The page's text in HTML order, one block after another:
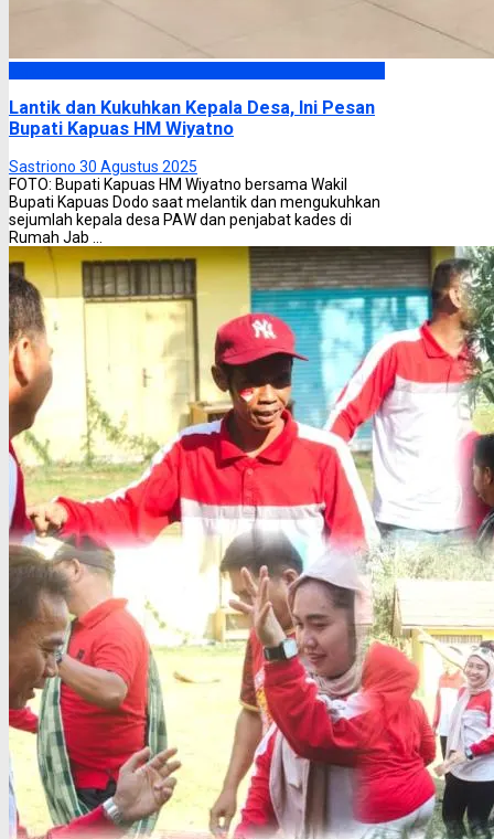
Lantik dan Kukuhkan Kepala Desa, Ini Pesan
Bupati Kapuas HM Wiyatno
Sastriono 30 Agustus 2025
FOTO: Bupati Kapuas HM Wiyatno bersama Wakil
Bupati Kapuas Dodo saat melantik dan mengukuhkan
sejumlah kepala desa PAW dan penjabat kades di
Rumah Jab ...